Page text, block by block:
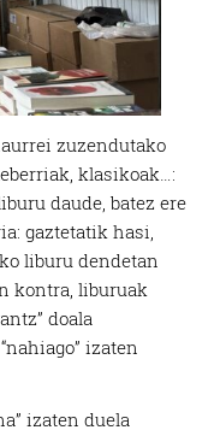
zuzendutako
klasikoak…:
daude, batez ere
gaztetatik hasi,
liburu dendetan
kontra, liburuak
doala
izaten
izaten duela